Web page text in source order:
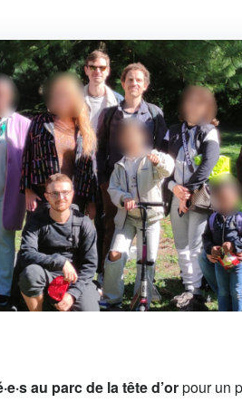
au parc de la tête d’orpour un